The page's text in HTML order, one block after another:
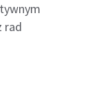
rad